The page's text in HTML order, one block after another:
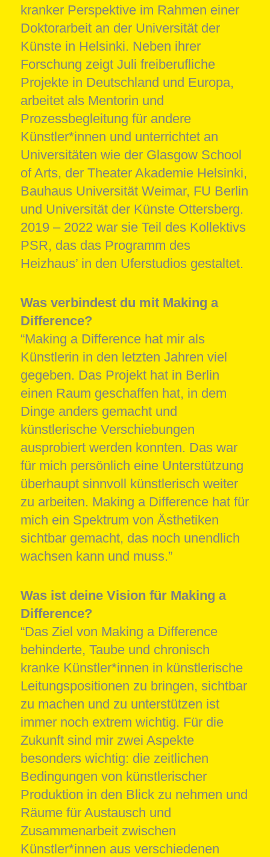
kranker Perspektive im Rahmen einer
Doktorarbeit an der Universität der
Künste in Helsinki. Neben ihrer
Forschung zeigt Juli freiberufliche
Projekte in Deutschland und Europa,
arbeitet als Mentorin und
Prozessbegleitung für andere
Künstler*innen und unterrichtet an
Universitäten wie der Glasgow School
of Arts, der Theater Akademie Helsinki,
Bauhaus Universität Weimar, FU Berlin
und Universität der Künste Ottersberg.
2019 – 2022 war sie Teil des Kollektivs
PSR, das das Programm des
Heizhaus’ in den Uferstudios gestaltet.
Was verbindest du mit Making a
Difference?
“Making a Difference hat mir als
Künstlerin in den letzten Jahren viel
gegeben. Das Projekt hat in Berlin
einen Raum geschaffen hat, in dem
Dinge anders gemacht und
künstlerische Verschiebungen
ausprobiert werden konnten. Das war
für mich persönlich eine Unterstützung
überhaupt sinnvoll künstlerisch weiter
zu arbeiten. Making a Difference hat für
mich ein Spektrum von Ästhetiken
sichtbar gemacht, das noch unendlich
wachsen kann und muss.”
Was ist deine Vision für Making a
Difference?
“Das Ziel von Making a Difference
behinderte, Taube und chronisch
kranke Künstler*innen in künstlerische
Leitungspositionen zu bringen, sichtbar
zu machen und zu unterstützen ist
immer noch extrem wichtig. Für die
Zukunft sind mir zwei Aspekte
besonders wichtig: die zeitlichen
Bedingungen von künstlerischer
Produktion in den Blick zu nehmen und
Räume für Austausch und
Zusammenarbeit zwischen
Künstler*innen aus verschiedenen